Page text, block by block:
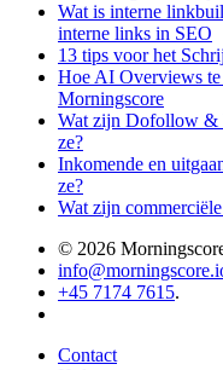
Wat is interne
interne links in SEO
13 tips voor het
Hoe AI Overviews
Morningscore
Wat zijn Dofollow &
ze?
Inkomende en
ze?
Wat zijn
© 2026
+45 7174 7615.
Contact